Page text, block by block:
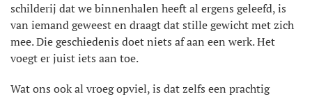
schilderij dat we binnenhalen heeft al ergens geleefd, is
van iemand geweest en draagt dat stille gewicht met zich
mee. Die geschiedenis doet niets af aan een werk. Het
voegt er juist iets aan toe.
Wat ons ook al vroeg opviel, is dat zelfs een prachtig